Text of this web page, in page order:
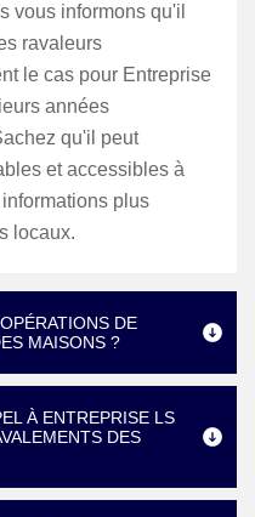
vous informons qu'il
ravaleurs
le cas pour Entreprise
années
qu'il peut
et accessibles à
plus
locaux.
DE
MAISONS ?
À ENTREPRISE LS
DES